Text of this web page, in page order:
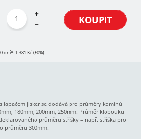
KOUPIT
dní*: 1 381 Kč (+0%)
lapačem jisker se dodává pro průměry komínů
180mm, 200mm, 250mm. Průměr klobouku
průměru stříšky – např. stříška pro
průměru 300mm.